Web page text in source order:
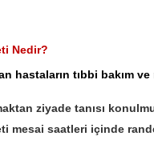
Nedir?
hastaların tıbbi bakım
ziyade tanısı
mesai saatleri içinde